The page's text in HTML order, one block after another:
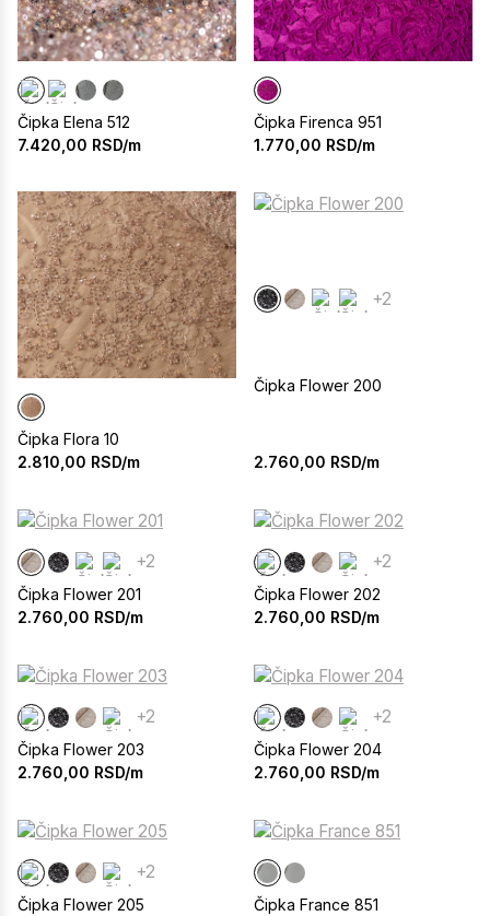
Čipka Elena 512
7.420,00 RSD/m
Čipka Firenca 951
1.770,00 RSD/m
Čipka Flora 10
2.810,00 RSD/m
+2
Čipka Flower 200
2.760,00 RSD/m
+2
Čipka Flower 201
2.760,00 RSD/m
+2
Čipka Flower 202
2.760,00 RSD/m
+2
Čipka Flower 203
2.760,00 RSD/m
+2
Čipka Flower 204
2.760,00 RSD/m
+2
Čipka Flower 205
Čipka France 851